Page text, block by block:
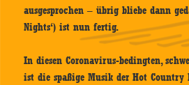
ausgesprochen – übrig bliebe dann
Nights‘) ist nun fertig.
In diesen Coronavirus-bedingten,
ist die spaßige Musik der Hot